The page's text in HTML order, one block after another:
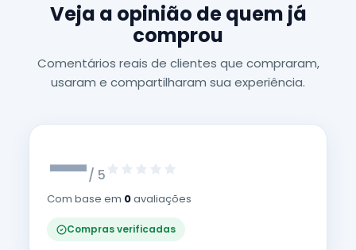
Veja a opinião de quem já
comprou
Comentários reais de clientes que compraram,
usaram e compartilharam sua experiência.
—/ 5
Com base em 0avaliações
Compras verificadas